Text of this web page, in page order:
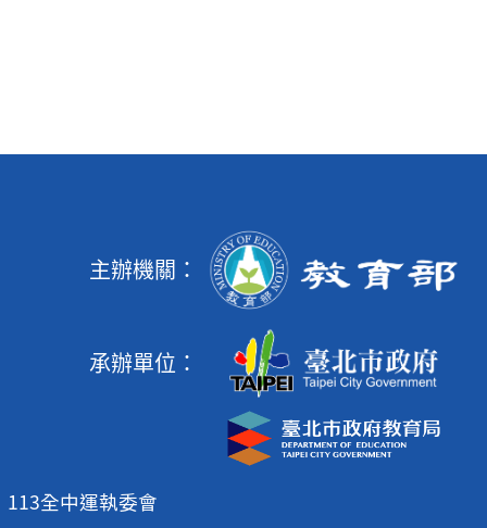
主辦機關：
承辦單位：
113全中運執委會